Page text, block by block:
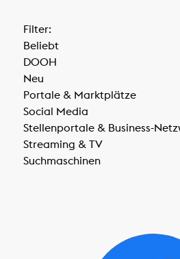
Filter:
Beliebt
DOOH
Neu
Portale & Marktplätze
Social Media
Stellenportale & Business-
Streaming & TV
Suchmaschinen